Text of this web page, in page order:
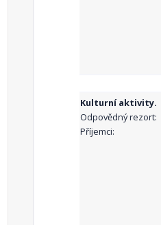
Kulturní aktivity.
Odpovědný rezort:
Příjemci: